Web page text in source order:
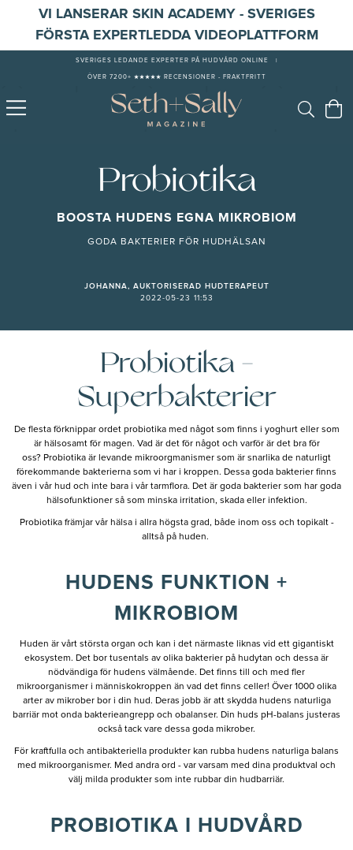
VI LANSERAR SKIN ACADEMY - SVERIGES
FÖRSTA EXPERTLEDDA VIDEOPLATTFORM
SVERIGES LEDANDE EXPERTER PÅ HUDVÅRD ONLINE
ÖVER 7200+ ★★★★★ RECENSIONER - FRAKTFRITT
Probiotika
BOOSTA HUDENS EGNA MIKROBIOM
GODA BAKTERIER FÖR HUDHÄLSAN
JOHANNA, AUKTORISERAD HUDTERAPEUT
2022-05-23 11:53
Probiotika -
Superbakterier
De flesta förknippar ordet probiotika med något som finns i yoghurt eller som
är hälsosamt för magen. Vad är det för något och varför är det bra för
oss? Probiotika är levande mikroorgmanismer som är snarlika de naturligt
förekommande bakterierna som vi har i kroppen. Dessa goda bakterier finns
även i vår hud och inte bara i vår tarmflora. Det är goda bakterier som har goda
hälsofunktioner så som minska irritation, skada eller infektion.
Probiotika främjar vår hälsa i allra högsta grad, både inom oss och topikalt -
alltså på huden.
HUDENS FUNKTION +
MIKROBIOM
Huden är vårt största organ och kan i det närmaste liknas vid ett gigantiskt
ekosystem. Det bor tusentals av olika bakterier på hudytan och dessa är
nödvändiga för hudens välmående. Det finns till och med fler
mikroorganismer i människokroppen än vad det finns celler! Över 1000 olika
arter av mikrober bor i din hud. Deras jobb är att skydda hudens naturliga
barriär mot onda bakterieangrepp och obalanser. Din huds pH-balans justeras
också tack vare dessa goda mikrober.
För kraftfulla och antibakteriella produkter kan rubba hudens naturliga balans
med mikroorganismer. Med andra ord - var varsam med dina produktval och
välj milda produkter som inte rubbar din hudbarriär.
PROBIOTIKA I HUDVÅRD